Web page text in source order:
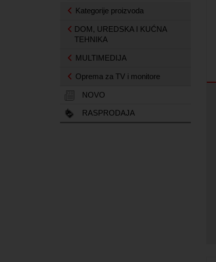
Kategorije proizvoda
DOM, UREDSKA I KUĆNA
TEHNIKA
MULTIMEDIJA
Oprema za TV i monitore
NOVO
RASPRODAJA